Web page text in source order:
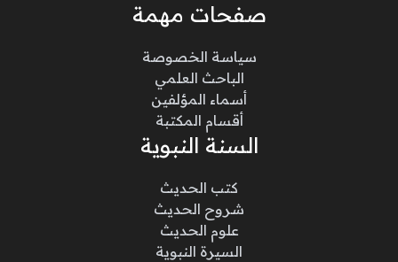
صفحات مهمة
سياسة الخصوصة
الباحث العلمي
أسماء المؤلفين
أقسام المكتبة
السنة النبوية
كتب الحديث
شروح الحديث
علوم الحديث
السيرة النبوية